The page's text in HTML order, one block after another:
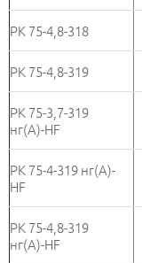
РК 75-4,8-318
РК 75-4,8-319
РК 75-3,7-319
нг(А)-HF
РК 75-4-319 нг(А)-
HF
РК 75-4,8-319
нг(А)-HF